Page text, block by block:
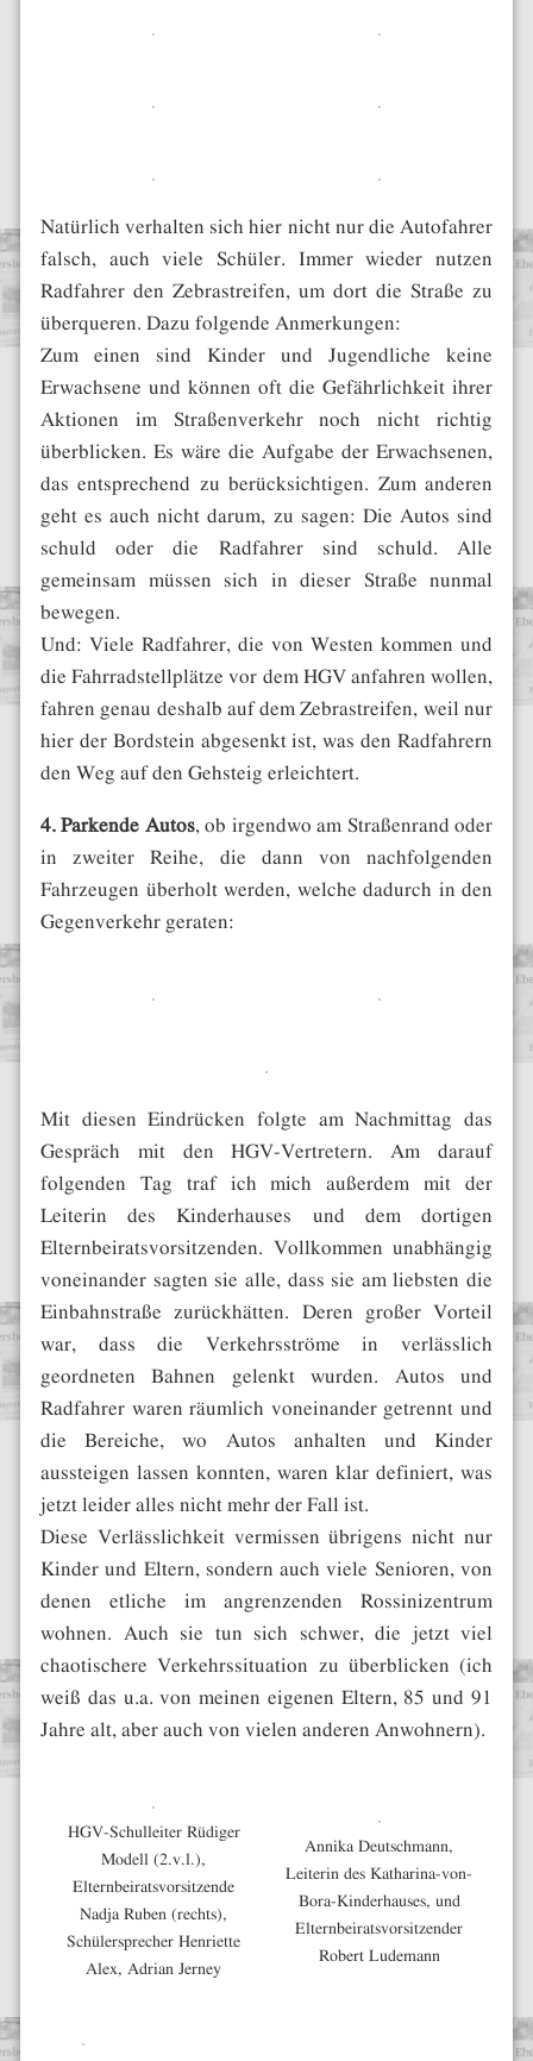
Natürlich verhalten sich hier nicht nur die Autofahrer
falsch, auch viele Schüler. Immer wieder nutzen
Radfahrer den Zebrastreifen, um dort die Straße zu
überqueren. Dazu folgende Anmerkungen:
Zum einen sind Kinder und Jugendliche keine
Erwachsene und können oft die Gefährlichkeit ihrer
Aktionen im Straßenverkehr noch nicht richtig
überblicken. Es wäre die Aufgabe der Erwachsenen,
das entsprechend zu berücksichtigen. Zum anderen
geht es auch nicht darum, zu sagen: Die Autos sind
schuld oder die Radfahrer sind schuld. Alle
gemeinsam müssen sich in dieser Straße nunmal
bewegen.
Und: Viele Radfahrer, die von Westen kommen und
die Fahrradstellplätze vor dem HGV anfahren wollen,
fahren genau deshalb auf dem Zebrastreifen, weil nur
hier der Bordstein abgesenkt ist, was den Radfahrern
den Weg auf den Gehsteig erleichtert.
4. Parkende Autos, ob irgendwo am Straßenrand oder
in zweiter Reihe, die dann von nachfolgenden
Fahrzeugen überholt werden, welche dadurch in den
Gegenverkehr geraten:
Mit diesen Eindrücken folgte am Nachmittag das
Gespräch mit den HGV-Vertretern. Am darauf
folgenden Tag traf ich mich außerdem mit der
Leiterin des Kinderhauses und dem dortigen
Elternbeiratsvorsitzenden. Vollkommen unabhängig
voneinander sagten sie alle, dass sie am liebsten die
Einbahnstraße zurückhätten. Deren großer Vorteil
war, dass die Verkehrsströme in verlässlich
geordneten Bahnen gelenkt wurden. Autos und
Radfahrer waren räumlich voneinander getrennt und
die Bereiche, wo Autos anhalten und Kinder
aussteigen lassen konnten, waren klar definiert, was
jetzt leider alles nicht mehr der Fall ist.
Diese Verlässlichkeit vermissen übrigens nicht nur
Kinder und Eltern, sondern auch viele Senioren, von
denen etliche im angrenzenden Rossinizentrum
wohnen. Auch sie tun sich schwer, die jetzt viel
chaotischere Verkehrssituation zu überblicken (ich
weiß das u.a. von meinen eigenen Eltern, 85 und 91
Jahre alt, aber auch von vielen anderen Anwohnern).
HGV-Schulleiter Rüdiger
Modell (2.v.l.),
Elternbeiratsvorsitzende
Nadja Ruben (rechts),
Schülersprecher Henriette
Alex, Adrian Jerney
Annika Deutschmann,
Leiterin des Katharina-von-
Bora-Kinderhauses, und
Elternbeiratsvorsitzender
Robert Ludemann